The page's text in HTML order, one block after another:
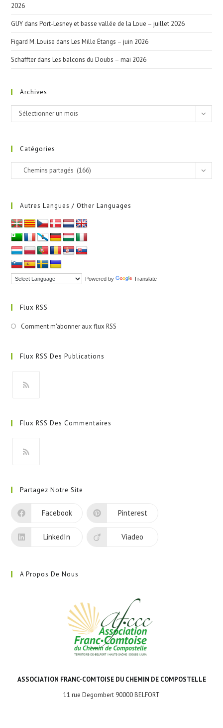
2026
GUY dansPort-Lesney et basse vallée de la Loue – juillet 2026
Figard M. Louise dansLes Mille Étangs – juin 2026
Schaffter dansLes balcons du Doubs – mai 2026
Archives
Archives
Sélectionner un mois
Catégories
Catégories
Chemins partagés (166)
Autres Langues / Other Languages
Powered by Translate
Flux RSS
Comment m'abonner aux flux RSS
Flux RSS Des Publications
un
onglet
Flux RSS Des Commentaires
un
nouvel
Partagez Notre Site
Facebook Pinterest
LinkedIn Viadeo
A Propos De Nous
ASSOCIATION FRANC-COMTOISE DU CHEMIN DE COMPOSTELLE
11 rue Degombert 90000 BELFORT